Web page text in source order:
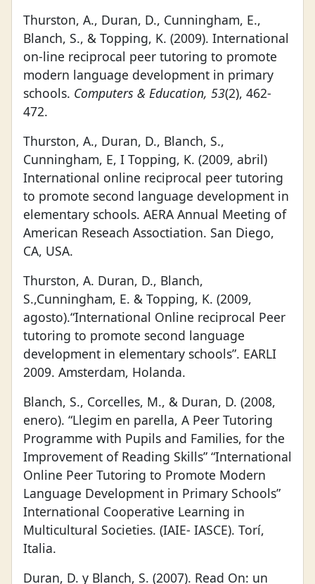
Thurston, A., Duran, D., Cunningham, E.,
Blanch, S., & Topping, K. (2009). International
on-line reciprocal peer tutoring to promote
modern language development in primary
schools. Computers & Education, 53(2), 462-
472.
Thurston, A., Duran, D., Blanch, S.,
Cunningham, E, I Topping, K. (2009, abril)
International online reciprocal peer tutoring
to promote second language development in
elementary schools. AERA Annual Meeting of
American Reseach Assoctiation. San Diego,
CA, USA.
Thurston, A. Duran, D., Blanch,
S.,Cunningham, E. & Topping, K. (2009,
agosto).“International Online reciprocal Peer
tutoring to promote second language
development in elementary schools”. EARLI
2009. Amsterdam, Holanda.
Blanch, S., Corcelles, M., & Duran, D. (2008,
enero). “Llegim en parella, A Peer Tutoring
Programme with Pupils and Families, for the
Improvement of Reading Skills” “International
Online Peer Tutoring to Promote Modern
Language Development in Primary Schools”
International Cooperative Learning in
Multicultural Societies. (IAIE- IASCE). Torí,
Italia.
Duran, D. y Blanch, S. (2007). Read On: un